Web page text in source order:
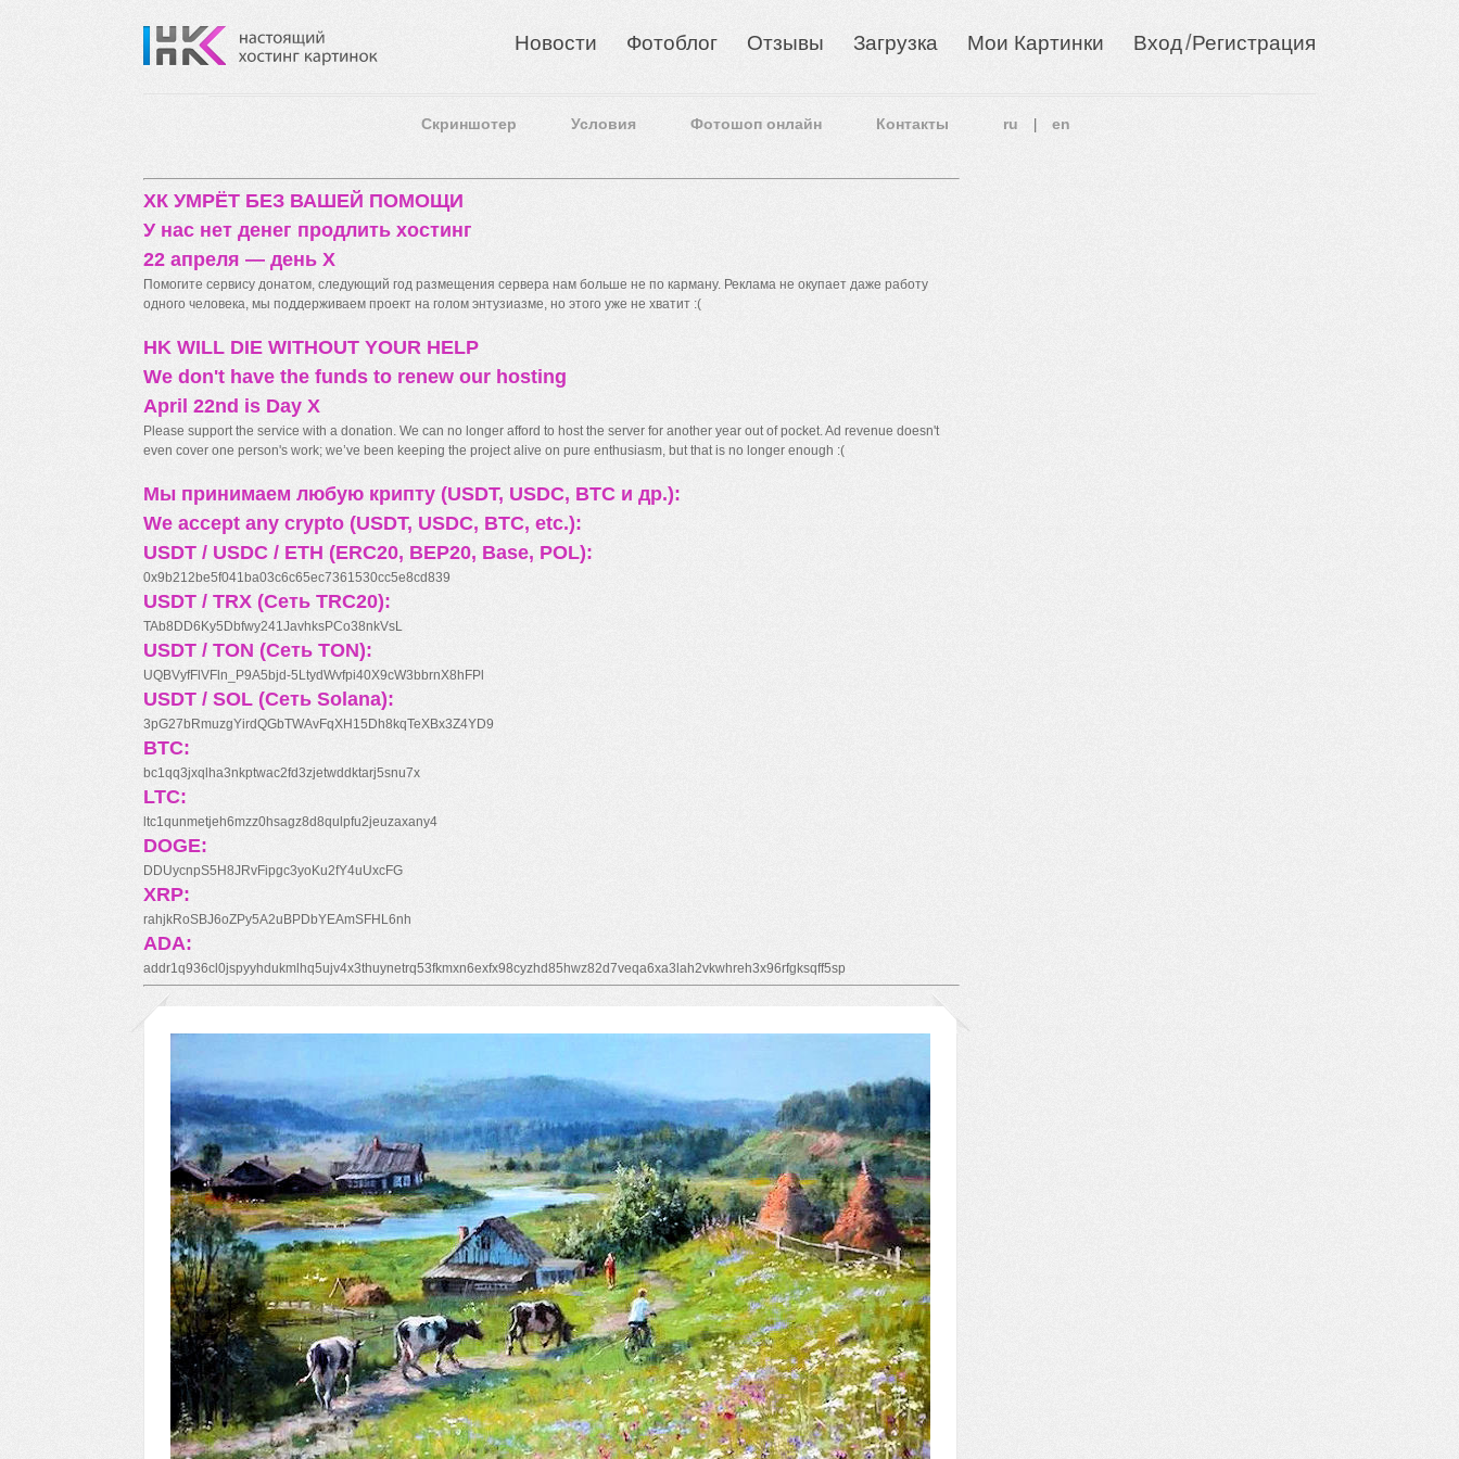
Новости Фотоблог Отзывы Загрузка Мои Картинки Вход/Регистрация
Скриншотер Условия Фотошоп онлайн Контакты ru en
ХК УМРЁТ БЕЗ ВАШЕЙ ПОМОЩИ
У нас нет денег продлить хостинг
22 апреля — день X
Помогите сервису донатом, следующий год размещения сервера нам больше не по карману. Реклама не окупает даже работу
одного человека, мы поддерживаем проект на голом энтузиазме, но этого уже не хватит :(
HK WILL DIE WITHOUT YOUR HELP
We don't have the funds to renew our hosting
April 22nd is Day X
Please support the service with a donation. We can no longer afford to host the server for another year out of pocket. Ad revenue doesn't
even cover one person's work; we’ve been keeping the project alive on pure enthusiasm, but that is no longer enough :(
Мы принимаем любую крипту (USDT, USDC, BTC и др.):
We accept any crypto (USDT, USDC, BTC, etc.):
USDT / USDC / ETH (ERC20, BEP20, Base, POL):
0x9b212be5f041ba03c6c65ec7361530cc5e8cd839
USDT / TRX (Сеть TRC20):
TAb8DD6Ky5Dbfwy241JavhksPCo38nkVsL
USDT / TON (Сеть TON):
UQBVyfFlVFln_P9A5bjd-5LtydWvfpi40X9cW3bbrnX8hFPl
USDT / SOL (Сеть Solana):
3pG27bRmuzgYirdQGbTWAvFqXH15Dh8kqTeXBx3Z4YD9
BTC:
bc1qq3jxqlha3nkptwac2fd3zjetwddktarj5snu7x
LTC:
ltc1qunmetjeh6mzz0hsagz8d8qulpfu2jeuzaxany4
DOGE:
DDUycnpS5H8JRvFipgc3yoKu2fY4uUxcFG
XRP:
rahjkRoSBJ6oZPy5A2uBPDbYEAmSFHL6nh
ADA:
addr1q936cl0jspyyhdukmlhq5ujv4x3thuynetrq53fkmxn6exfx98cyzhd85hwz82d7veqa6xa3lah2vkwhreh3x96rfgksqff5sp